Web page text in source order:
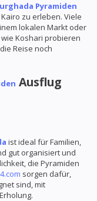
Pyramiden
zu erleben. Viele
lokalen Markt oder
Koshari probieren
Reise noch
Ausflug
ist ideal für Familien,
gut organisiert und
die Pyramiden
sorgen dafür,
sind, mit